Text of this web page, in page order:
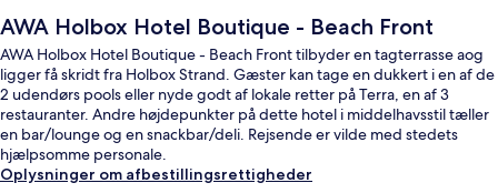
AWA Holbox Hotel Boutique - Beach Front
AWA Holbox Hotel Boutique - Beach Front tilbyder en tagterrasse aog
ligger få skridt fra Holbox Strand. Gæster kan tage en dukkert i en af de
2 udendørs pools eller nyde godt af lokale retter på Terra, en af 3
restauranter. Andre højdepunkter på dette hotel i middelhavsstil tæller
en bar/lounge og en snackbar/deli. Rejsende er vilde med stedets
hjælpsomme personale.
Oplysninger om afbestillingsrettigheder